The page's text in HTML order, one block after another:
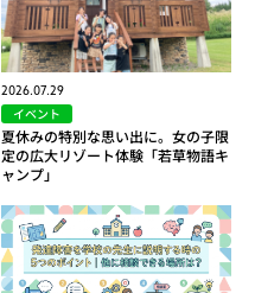
2026.07.29
イベント
夏休みの特別な思い出に。女の子限
定の広大リゾート体験「若草物語キ
ャンプ」